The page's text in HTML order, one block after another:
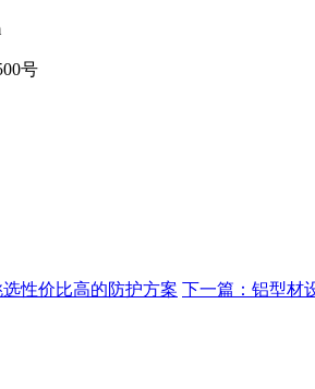
号
性价比高的防护方案 下一篇：铝型材